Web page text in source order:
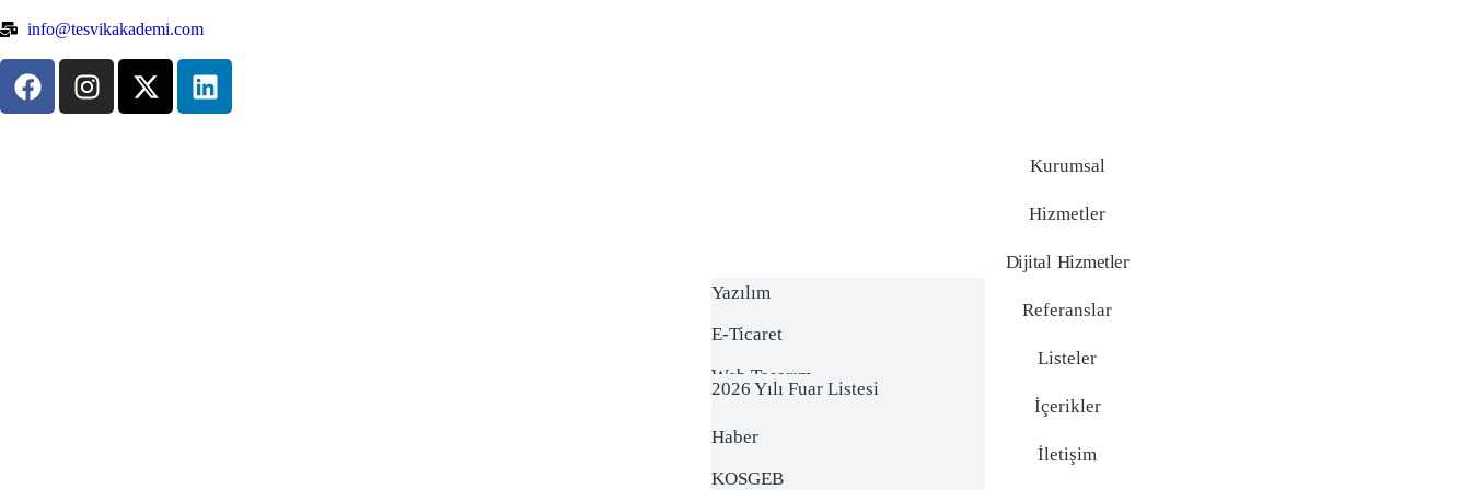
info@tesvikakademi.com
Kurumsal
Hizmetler
Dijital Hizmetler
Yazılım
E-Ticaret
Web Tasarım
Referanslar
Listeler
2026 Yılı Fuar Listesi
2025 Yılı Fuar Listesi
İçerikler
Haber
KOSGEB
İletişim